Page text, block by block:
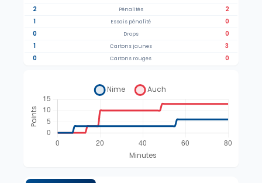
2
Pénalités
2
1
Essais pénalité
0
0
Drops
0
1
Cartons jaunes
3
0
Cartons rouges 0